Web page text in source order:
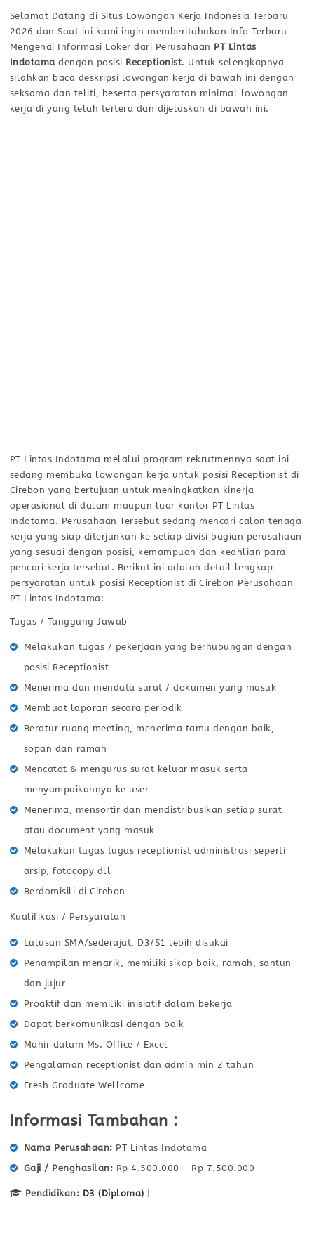
Selamat Datang di Situs Lowongan Kerja Indonesia Terbaru
2026 dan Saat ini kami ingin memberitahukan Info Terbaru
Mengenai Informasi Loker dari Perusahaan PT Lintas
Indotama dengan posisi Receptionist. Untuk selengkapnya
silahkan baca deskripsi lowongan kerja di bawah ini dengan
seksama dan teliti, beserta persyaratan minimal lowongan
kerja di yang telah tertera dan dijelaskan di bawah ini.
PT Lintas Indotama melalui program rekrutmennya saat ini
sedang membuka lowongan kerja untuk posisi Receptionist di
Cirebon yang bertujuan untuk meningkatkan kinerja
operasional di dalam maupun luar kantor PT Lintas
Indotama. Perusahaan Tersebut sedang mencari calon tenaga
kerja yang siap diterjunkan ke setiap divisi bagian perusahaan
yang sesuai dengan posisi, kemampuan dan keahlian para
pencari kerja tersebut. Berikut ini adalah detail lengkap
persyaratan untuk posisi Receptionist di Cirebon Perusahaan
PT Lintas Indotama:
Tugas / Tanggung Jawab
Melakukan tugas / pekerjaan yang berhubungan dengan
posisi Receptionist
Menerima dan mendata surat / dokumen yang masuk
Membuat laporan secara periodik
Beratur ruang meeting, menerima tamu dengan baik,
sopan dan ramah
Mencatat & mengurus surat keluar masuk serta
menyampaikannya ke user
Menerima, mensortir dan mendistribusikan setiap surat
atau document yang masuk
Melakukan tugas tugas receptionist administrasi seperti
arsip, fotocopy dll
Berdomisili di Cirebon
Kualifikasi / Persyaratan
Lulusan SMA/sederajat, D3/S1 lebih disukai
Penampilan menarik, memiliki sikap baik, ramah, santun
dan jujur
Proaktif dan memiliki inisiatif dalam bekerja
Dapat berkomunikasi dengan baik
Mahir dalam Ms. Office / Excel
Pengalaman receptionist dan admin min 2 tahun
Fresh Graduate Wellcome
Informasi Tambahan :
Nama Perusahaan
PT Lintas Indotama
Gaji / Penghasilan
Rp 4.500.000 - Rp 7.500.000
Pendidikan: D3 (Diploma) |